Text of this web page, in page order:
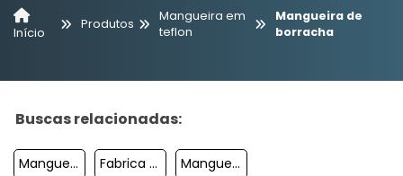
Início
Produtos
Mangueira em
teflon
Mangueira de
borracha
Buscas relacionadas:
Mangueira De Sucção Pesada Fabrica De Mangueira Para Irrigação Mangueira De Borracha Para água